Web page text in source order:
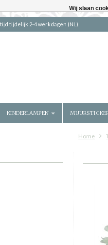
tijdelijk 2-4 werkdagen (NL)
KINDERLAMPEN
Home
Wij slaan